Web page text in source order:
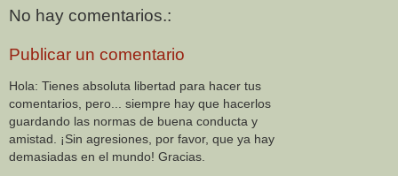
No hay comentarios.:
Publicar un comentario
Hola: Tienes absoluta libertad para hacer tus
comentarios, pero... siempre hay que hacerlos
guardando las normas de buena conducta y
amistad. ¡Sin agresiones, por favor, que ya hay
demasiadas en el mundo! Gracias.